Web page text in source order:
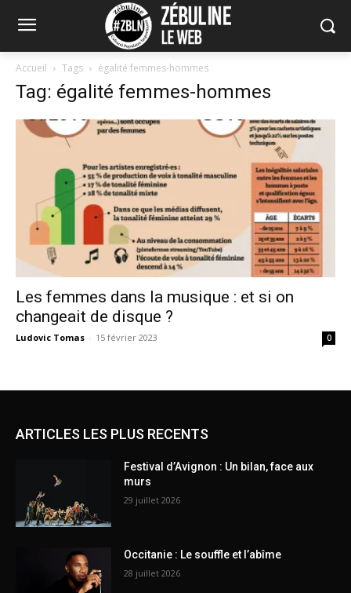
Accueil Tags égalité femmes-hommes
Tag: égalité femmes-hommes
Les femmes dans la musique : et si on
changeait de disque ?
Ludovic Tomas - 15 février 2023 0
ARTICLES LES PLUS RECENTS
Festival d’Avignon : Un bilan, face aux
murs
29 juillet 2026
Occitanie : Le souffle et l’abîme
28 juillet 2026